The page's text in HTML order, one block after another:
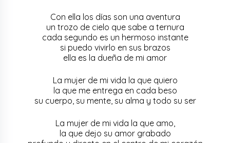
Con ella los días son una aventura
un trozo de cielo que sabe a ternura
cada segundo es un hermoso instante
si puedo vivirlo en sus brazos
ella es la dueña de mi amor
La mujer de mi vida la que quiero
la que me entrega en cada beso
su cuerpo, su mente, su alma y todo su ser
La mujer de mi vida la que amo,
la que dejo su amor grabado